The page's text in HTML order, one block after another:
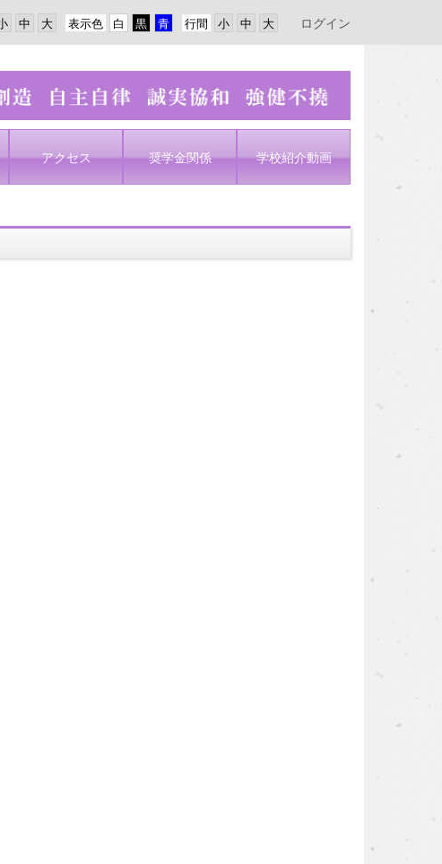
行間
表示色 ログイン
アクセス 奨学金関係 学校紹介動画